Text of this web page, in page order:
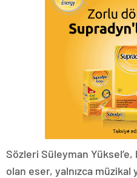
Sözleri Süleyman
olan eser, yalnızca müzikal